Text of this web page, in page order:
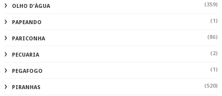
OLHO D'ÁGUA (359)
PAPEANDO (1)
PARICONHA (86)
PECUARIA (2)
PEGAFOGO (1)
PIRANHAS (520)